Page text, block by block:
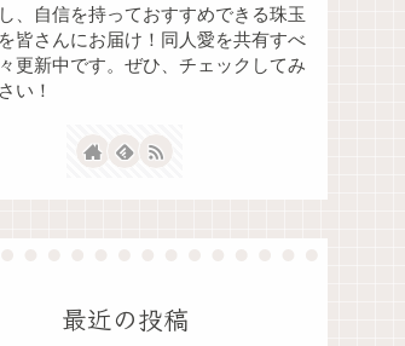
、自信を持っておすすめできる珠玉
皆さんにお届け！同人愛を共有すべ
更新中です。ぜひ、チェックしてみ
い！
最近の投稿